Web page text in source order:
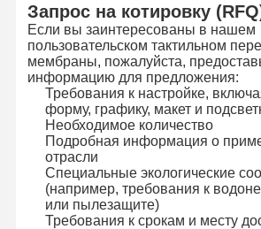
Запрос на котировку
Если вы заинтересованы в нашем
пользовательском тактильном
мембраны, пожалуйста,
информацию для предложения:
Требования к настройке,
форму, графику, макет и
Необходимое количество
Подробная информация о
отрасли
Специальные экологические
(например, требования к
или пылезащите)
Требования к срокам и месту